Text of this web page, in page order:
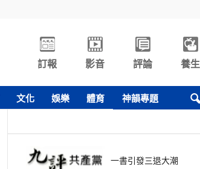
訂報 影音 評論 養生
文化 娛樂 體育 神韻專題
一書引發三退大潮